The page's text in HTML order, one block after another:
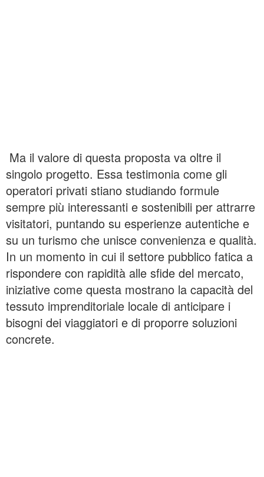
Ma il valore di questa proposta va oltre il
singolo progetto. Essa testimonia come gli
operatori privati stiano studiando formule
sempre più interessanti e sostenibili per attrarre
visitatori, puntando su esperienze autentiche e
su un turismo che unisce convenienza e qualità.
In un momento in cui il settore pubblico fatica a
rispondere con rapidità alle sfide del mercato,
iniziative come questa mostrano la capacità del
tessuto imprenditoriale locale di anticipare i
bisogni dei viaggiatori e di proporre soluzioni
concrete.